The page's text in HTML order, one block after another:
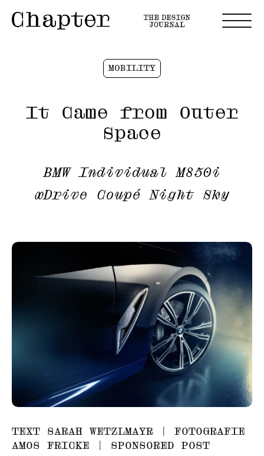
MOBILITY
It Came from Outer
Space
BMW Individual M850i
xDrive Coupé Night Sky
TEXT SARAH WETZLMAYR | FOTOGRAFIE
AMOS FRICKE | SPONSORED POST